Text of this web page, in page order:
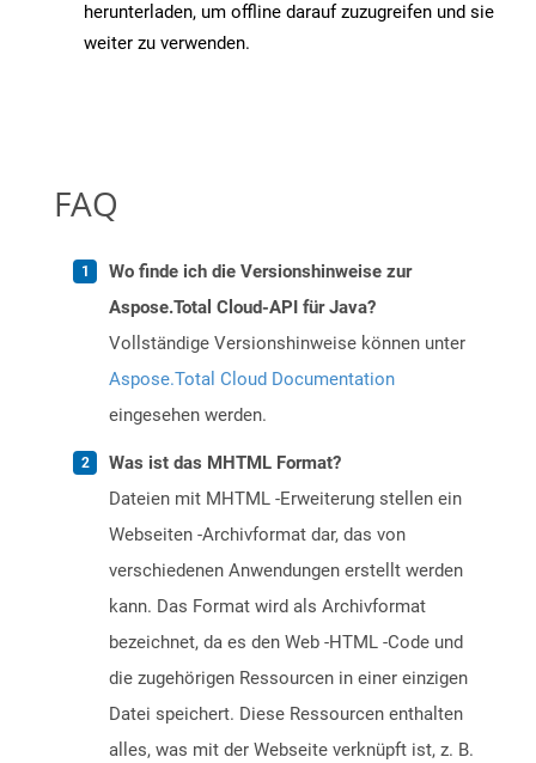
herunterladen, um offline darauf zuzugreifen und sie
weiter zu verwenden.
FAQ
Wo finde ich die Versionshinweise zur
Aspose.Total Cloud-API für Java?
Vollständige Versionshinweise können unter
Aspose.Total Cloud Documentation
eingesehen werden.
Was ist das MHTML Format?
Dateien mit MHTML -Erweiterung stellen ein
Webseiten -Archivformat dar, das von
verschiedenen Anwendungen erstellt werden
kann. Das Format wird als Archivformat
bezeichnet, da es den Web -HTML -Code und
die zugehörigen Ressourcen in einer einzigen
Datei speichert. Diese Ressourcen enthalten
alles, was mit der Webseite verknüpft ist, z. B.